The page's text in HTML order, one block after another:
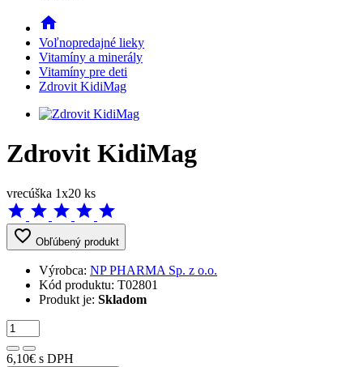
home
Voľnopredajné lieky
Vitamíny a minerály
Vitamíny pre deti
Zdrovit KidiMag
Zdrovit KidiMag
vrecúška 1x20 ks
star star star star star
favorite_border Obľúbený produkt
Výrobca: NP PHARMA Sp. z o.o.
Kód produktu: T02801
Produkt je: Skladom
6,10€ s DPH